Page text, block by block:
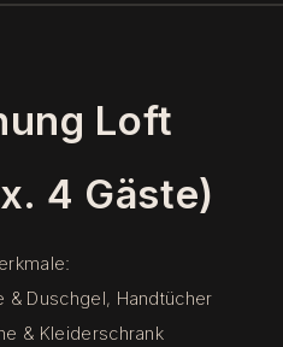
Loft
4 Gäste)
& Duschgel, Handtücher
& Kleiderschrank